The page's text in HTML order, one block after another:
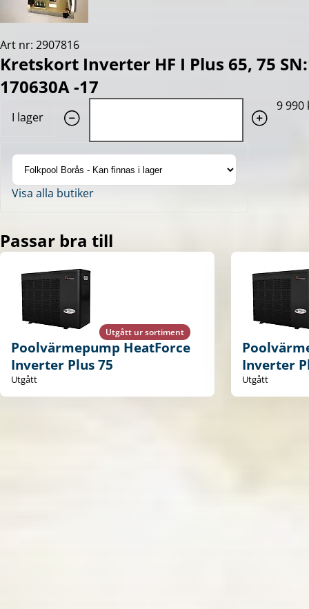
Art nr: 2907816
Kretskort Inverter HF I Plus 65, 75
170630A -17
I lager
9 990
Visa alla butiker
Passar bra till
Utgått ur sortiment
Poolvärmepump HeatForce
Inverter Plus 75
Utgått
Inverter
Utgått